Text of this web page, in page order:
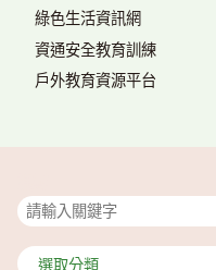
綠色生活資訊網
資通安全教育訓練
戶外教育資源平台
分